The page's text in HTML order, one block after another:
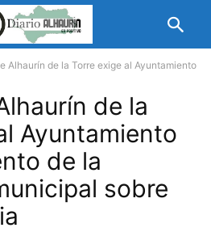
Alhaurín de la Torre exige al Ayuntamiento
de la
Ayuntamiento
de la
sobre